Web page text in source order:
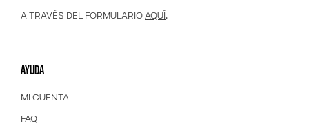
A TRAVÉS DEL FORMULARIO AQUÍ.
AYUDA
MI CUENTA
FAQ